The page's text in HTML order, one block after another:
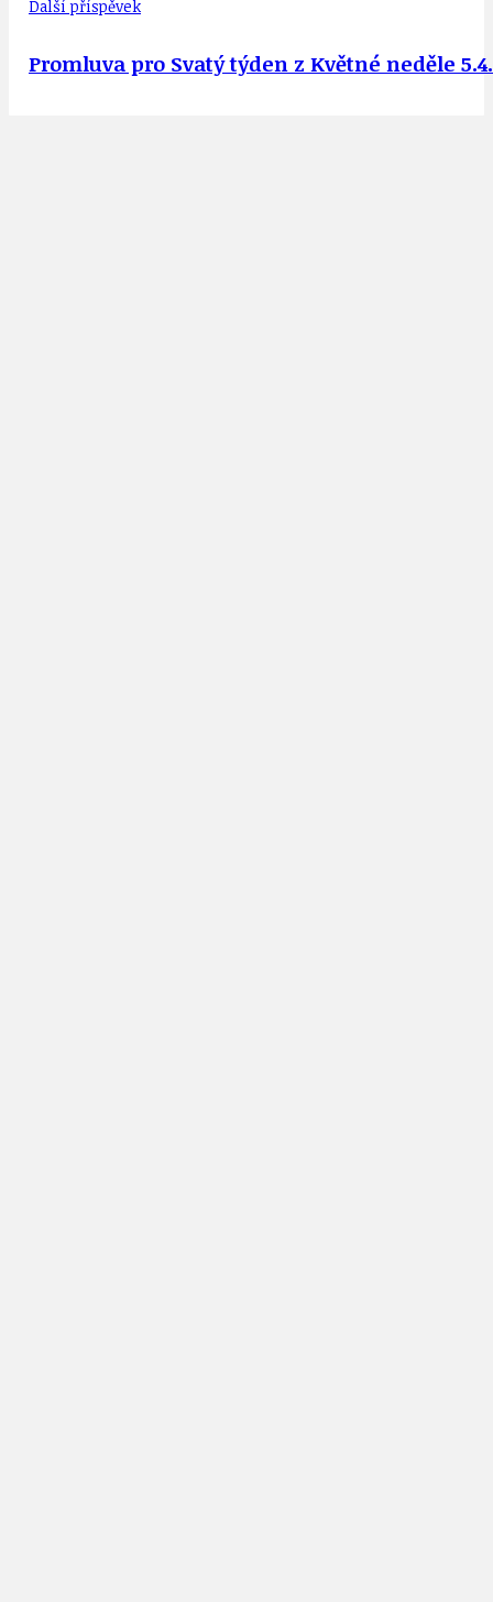
Další příspěvek
Promluva pro Svatý týden z Květné neděle